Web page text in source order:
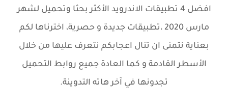
افضل 4 تطبيقات الاندرويد الأكثر بحثا وتحميل لشهر
مارس 2020 ،تطبيقات جديدة و حصرية، اخترناها لكم
بعناية نتمنى ان تنال اعجابكم نتعرف عليها من خلال
الأسطر القادمة و كما العادة جميع روابط التحميل
تجدونها في آخر هاته التدوينة.